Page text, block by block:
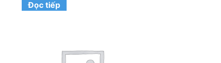
Đọc tiếp